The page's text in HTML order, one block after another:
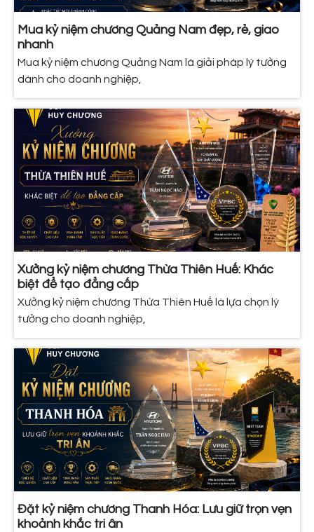
Mua kỷ niệm chương Quảng Nam đẹp, rẻ, giao
nhanh
Mua kỷ niệm chương Quảng Nam là giải pháp lý tưởng
dành cho doanh nghiệp,
Xưởng kỷ niệm chương Thừa Thiên Huế: Khác
biệt để tạo đẳng cấp
Xưởng kỷ niệm chương Thừa Thiên Huế là lựa chọn lý
tưởng cho doanh nghiệp,
Đặt kỷ niệm chương Thanh Hóa: Lưu giữ trọn vẹn
khoảnh khắc tri ân